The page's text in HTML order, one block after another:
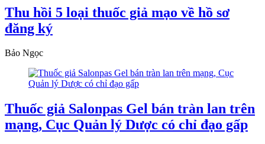
Thu hồi 5 loại thuốc giả mạo về hồ sơ
đăng ký
Bảo Ngọc
Thuốc giả Salonpas Gel bán tràn lan trên
mạng, Cục Quản lý Dược có chỉ đạo gấp